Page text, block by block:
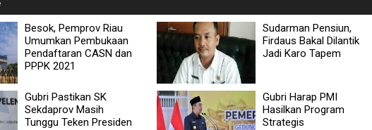
Besok, Pemprov Riau
Umumkan Pembukaan
Pendaftaran CASN dan
PPPK 2021
Sudarman Pensiun,
Firdaus Bakal Dilantik
Jadi Karo Tapem
Gubri Pastikan SK
Sekdaprov Masih
Tunggu Teken Presiden
Gubri Harap PMI
Hasilkan Program
Strategis